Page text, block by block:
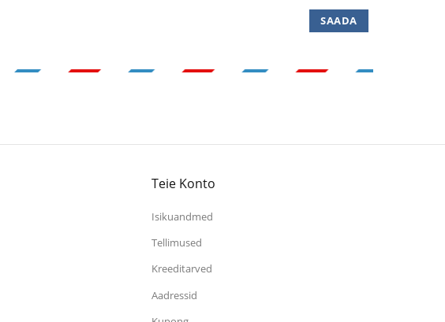
Teie Konto
Isikuandmed
Tellimused
Kreeditarved
Aadressid